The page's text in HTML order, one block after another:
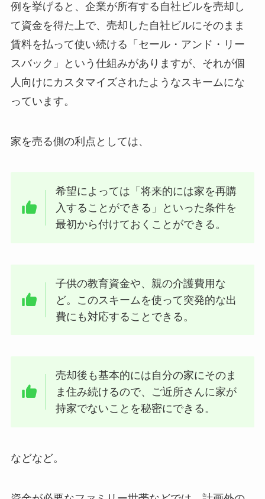
例を挙げると、企業が所有する自社ビルを売却し
て資金を得た上で、売却した自社ビルにそのまま
賃料を払って使い続ける「セール・アンド・リー
スバック」という仕組みがありますが、それが個
人向けにカスタマイズされたようなスキームにな
っています。
家を売る側の利点としては、
希望によっては「将来的には家を再購
入することができる」といった条件を
最初から付けておくことができる。
子供の教育資金や、親の介護費用な
ど。このスキームを使って突発的な出
費にも対応することできる。
売却後も基本的には自分の家にそのま
ま住み続けるので、ご近所さんに家が
持家でないことを秘密にできる。
などなど。